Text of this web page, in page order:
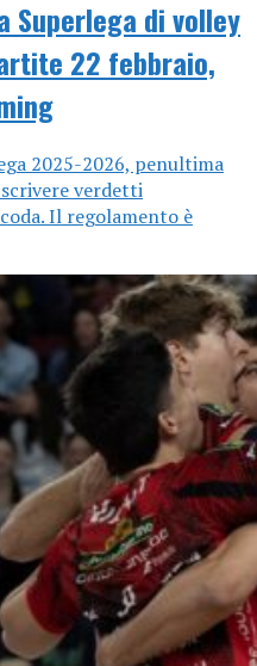
Superlega di volley
22 febbraio,
2025-2026, penultima
verdetti
Il regolamento è